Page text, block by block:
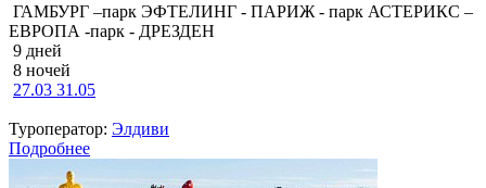
ГАМБУРГ –парк ЭФТЕЛИНГ - ПАРИЖ - парк АСТЕРИКС –
ЕВРОПА -парк - ДРЕЗДЕН
9 дней
8 ночей
27.03 31.05
Туроператор: Элдиви
Подробнее